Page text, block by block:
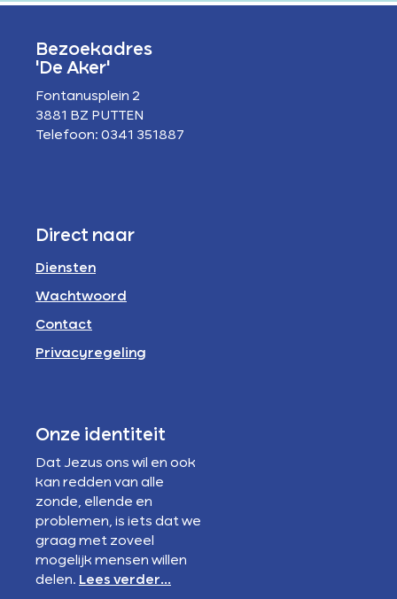
Bezoekadres
'De Aker'
Fontanusplein 2
3881 BZ PUTTEN
Telefoon: 0341 351887
Direct naar
Diensten
Wachtwoord
Contact
Privacyregeling
Onze identiteit
Dat Jezus ons wil en ook
kan redden van alle
zonde, ellende en
problemen, is iets dat we
graag met zoveel
mogelijk mensen willen
delen. Lees verder...